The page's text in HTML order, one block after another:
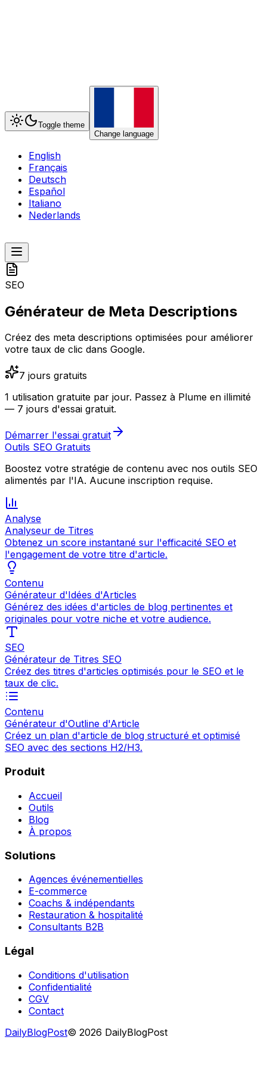
Toggle theme
Change language
English
Français
Deutsch
Español
Italiano
Nederlands
SEO
Générateur de Meta Descriptions
Créez des meta descriptions optimisées pour améliorer
votre taux de clic dans Google.
7 jours gratuits
1 utilisation gratuite par jour. Passez à Plume en illimité
— 7 jours d'essai gratuit.
Démarrer l'essai gratuit
Outils SEO Gratuits
Boostez votre stratégie de contenu avec nos outils SEO
alimentés par l'IA. Aucune inscription requise.
Analyse
Analyseur de Titres
Obtenez un score instantané sur l'efficacité SEO et
l'engagement de votre titre d'article.
Contenu
Générateur d'Idées d'Articles
Générez des idées d'articles de blog pertinentes et
originales pour votre niche et votre audience.
SEO
Générateur de Titres SEO
Créez des titres d'articles optimisés pour le SEO et le
taux de clic.
Contenu
Générateur d'Outline d'Article
Créez un plan d'article de blog structuré et optimisé
SEO avec des sections H2/H3.
Produit
Accueil
Outils
Blog
À propos
Solutions
Agences événementielles
E-commerce
Coachs & indépendants
Restauration & hospitalité
Consultants B2B
Légal
Conditions d'utilisation
Confidentialité
CGV
Contact
DailyBlogPost© 2026 DailyBlogPost